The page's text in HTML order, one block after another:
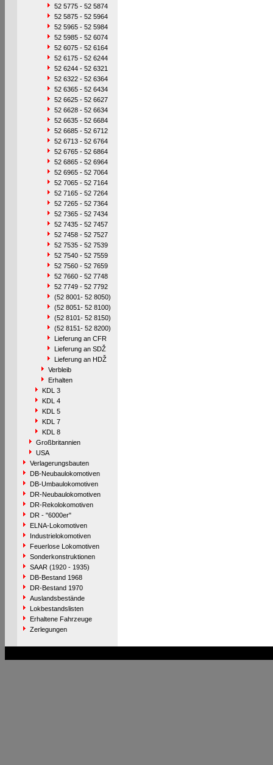
52 5775 - 52 5874
52 5875 - 52 5964
52 5965 - 52 5984
52 5985 - 52 6074
52 6075 - 52 6164
52 6175 - 52 6244
52 6244 - 52 6321
52 6322 - 52 6364
52 6365 - 52 6434
52 6625 - 52 6627
52 6628 - 52 6634
52 6635 - 52 6684
52 6685 - 52 6712
52 6713 - 52 6764
52 6765 - 52 6864
52 6865 - 52 6964
52 6965 - 52 7064
52 7065 - 52 7164
52 7165 - 52 7264
52 7265 - 52 7364
52 7365 - 52 7434
52 7435 - 52 7457
52 7458 - 52 7527
52 7535 - 52 7539
52 7540 - 52 7559
52 7560 - 52 7659
52 7660 - 52 7748
52 7749 - 52 7792
(52 8001- 52 8050)
(52 8051- 52 8100)
(52 8101- 52 8150)
(52 8151- 52 8200)
Lieferung an CFR
Lieferung an SDŽ
Lieferung an HDŽ
Verbleib
Erhalten
KDL 3
KDL 4
KDL 5
KDL 7
KDL 8
Großbritannien
USA
Verlagerungsbauten
DB-Neubaulokomotiven
DB-Umbaulokomotiven
DR-Neubaulokomotiven
DR-Rekolokomotiven
DR - "6000er"
ELNA-Lokomotiven
Industrielokomotiven
Feuerlose Lokomotiven
Sonderkonstruktionen
SAAR (1920 - 1935)
DB-Bestand 1968
DR-Bestand 1970
Auslandsbestände
Lokbestandslisten
Erhaltene Fahrzeuge
Zerlegungen